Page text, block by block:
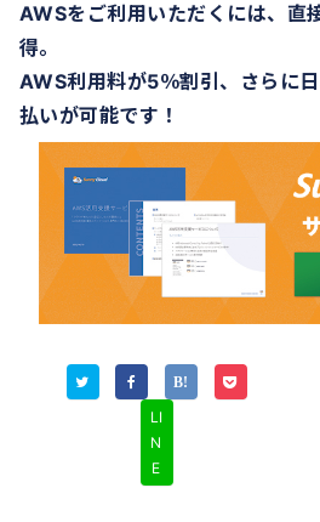
AWSをご利用いただくには、直
得。
AWS利用料が5％割引、さらに
払いが可能です！
LI
N
E